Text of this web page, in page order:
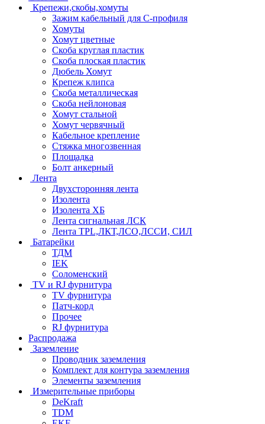
Крепежи,скобы,хомуты
Зажим кабельный для С-профиля
Хомуты
Хомут цветные
Скоба круглая пластик
Скоба плоская пластик
Дюбель Хомут
Крепеж клипса
Скоба металлическая
Скоба нейлоновая
Хомут стальной
Хомут червячный
Кабельное крепление
Стяжка многозвенная
Площадка
Болт анкерный
Лента
Двухсторонняя лента
Изолента
Изолента ХБ
Лента сигнальная ЛСК
Лента TPL,ЛКТ,ЛСО,ЛССИ, СИЛ
Батарейки
ТДМ
IEK
Соломенский
TV и RJ фурнитура
TV фурнитура
Патч-корд
Прочее
RJ фурнитура
Распродажа
Заземление
Проводник заземления
Комплект для контура заземления
Элементы заземления
Измерительные приборы
DeKraft
TDM